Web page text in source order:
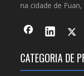
na cidade de
CATEGORIA DE